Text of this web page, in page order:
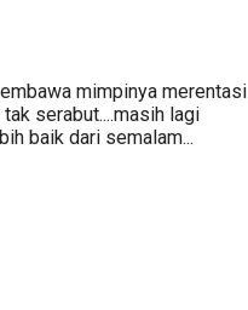
mimpinya merentasi
serabut....masih lagi
baik dari semalam...